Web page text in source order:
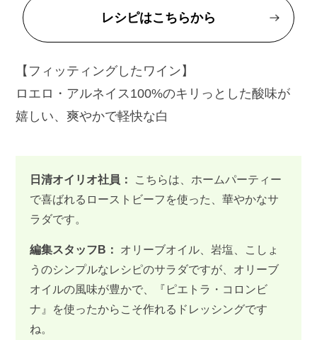
レシピはこちらから
【フィッティングしたワイン】
ロエロ・アルネイス100%のキリっとした酸味が
嬉しい、爽やかで軽快な白
日清オイリオ社員：
こちらは、ホームパーティー
で喜ばれるローストビーフを使った、華やかなサ
ラダです。
編集スタッフB： オリーブオイル、岩塩、こしょ
うのシンプルなレシピのサラダですが、オリーブ
オイルの風味が豊かで、『ピエトラ・コロンビ
ナ』を使ったからこそ作れるドレッシングです
ね。